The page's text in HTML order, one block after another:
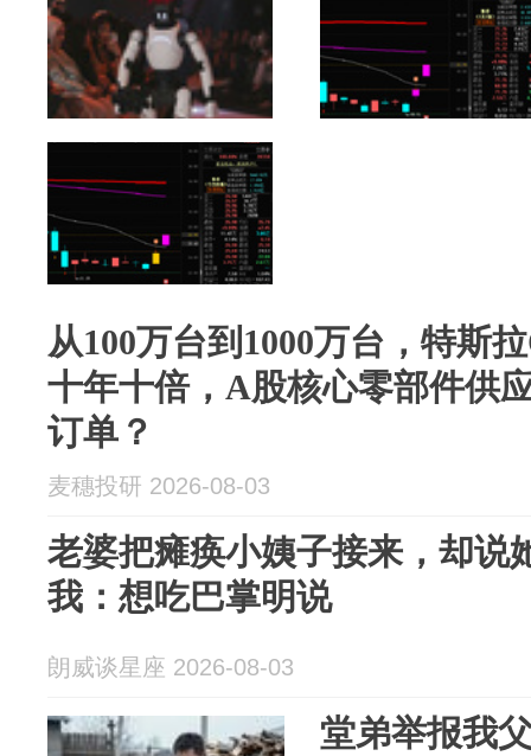
从100万台到1000万台，特斯
十年十倍，A股核心零部件供
订单？
麦穗投研 2026-08-03
老婆把瘫痪小姨子接来，却说
我：想吃巴掌明说
朗威谈星座 2026-08-03
堂弟举报我